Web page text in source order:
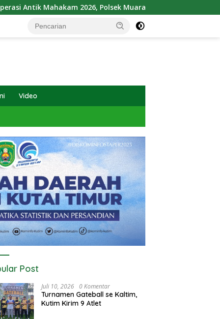
2026, Polsek Muara Bengkal Ungkap Penyalagunaan
Video
Post
Juli 10, 2026 0 Komentar
Turnamen Gateball se Kaltim,
Kutim Kirim 9 Atlet